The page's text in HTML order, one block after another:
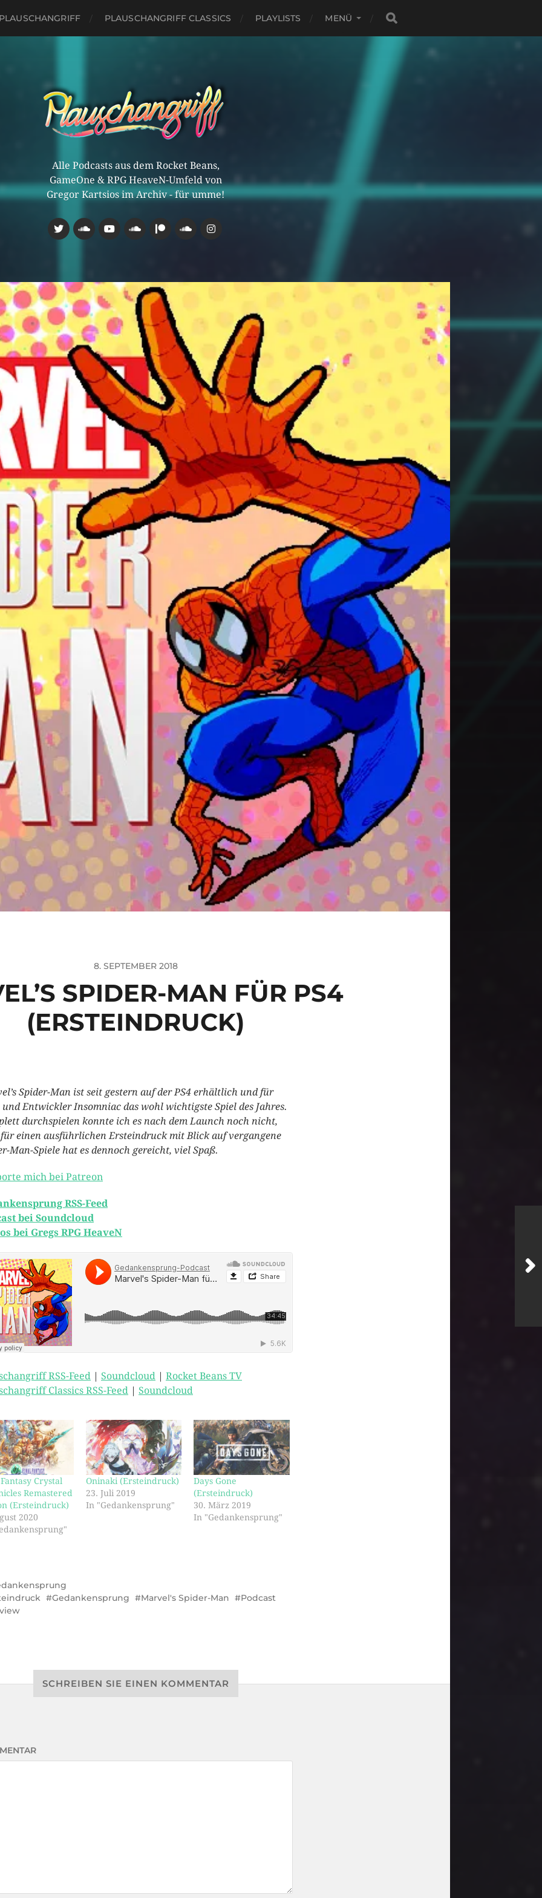
PLAUSCHANGRIFF CLASSICS PLAYLISTS MENÜ
Alle Podcasts aus dem Rocket Beans,
GameOne & RPG HeaveN-Umfeld von
Gregor Kartsios im Archiv - für umme!
8. SEPTEMBER 2018
SPIDER-MAN FÜR PS4
(ERSTEINDRUCK)
Spider-Man ist seit gestern auf der PS4 erhältlich und für
und Entwickler Insomniac das wohl wichtigste Spiel des Jahres.
durchspielen konnte ich es nach dem Launch noch nicht,
einen ausführlichen Ersteindruck mit Blick auf vergangene
Man-Spiele hat es dennoch gereicht, viel Spaß.
mich bei Patreon
RSS-Feed
bei Soundcloud
bei Gregs RPG HeaveN
RSS-Feed Soundcloud
Rocket Beans TV
Classics RSS-Feed
Soundcloud
Crystal
Remastered
(Ersteindruck)
2020
Oninaki (Ersteindruck)
23. Juli 2019
In "Gedankensprung"
Days Gone
(Ersteindruck)
30. März 2019
In "Gedankensprung"
Gedankensprung Marvel's Spider-Man
Podcast
SCHREIBEN SIE EINEN KOMMENTAR